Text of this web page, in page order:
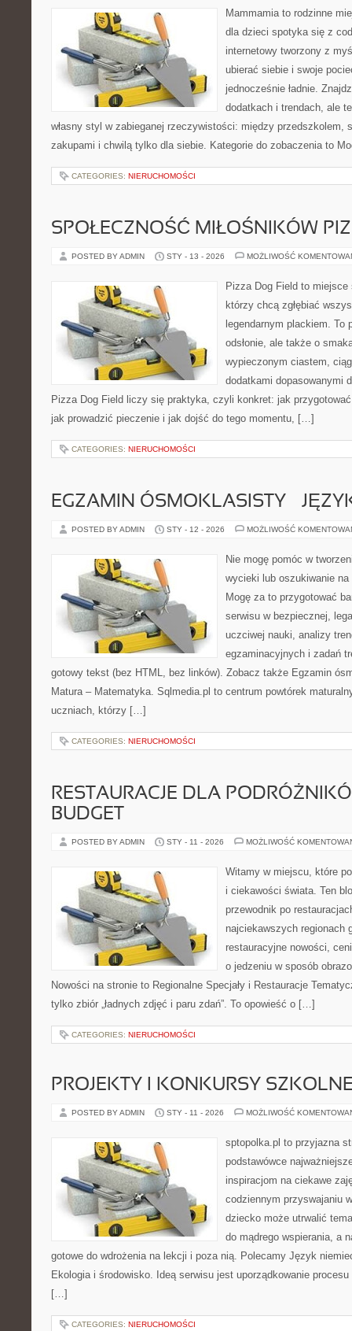
Mammamia to rodzinne
dla dzieci spotyka się z
internetowy tworzony z
ubierać siebie i swoje
jednocześnie ładnie.
dodatkach i trendach, ale
własny styl w zabieganej rzeczywistości: między przedszkolem,
zakupami i chwilą tylko dla siebie. Kategorie do zobaczenia to
CATEGORIES: NIERUCHOMOŚCI
SPOŁECZNOŚĆ MIŁOŚNIKÓW
POSTED BY ADMIN STY - 13 - 2026 MOŻLIWOŚĆ
Pizza Dog Field to
którzy chcą zgłębiać
legendarnym plackiem. To
odsłonie, ale także o
wypieczonym ciastem,
dodatkami dopasowanymi
Pizza Dog Field liczy się praktyka, czyli konkret: jak
jak prowadzić pieczenie i jak dojść do tego momentu, […]
CATEGORIES: NIERUCHOMOŚCI
EGZAMIN ÓSMOKLASISTY –
POSTED BY ADMIN STY - 12 - 2026 MOŻLIWOŚĆ
Nie mogę pomóc w
wycieki lub oszukiwanie
Mogę za to przygotować
serwisu w bezpiecznej,
uczciwej nauki, analizy
egzaminacyjnych i zadań
gotowy tekst (bez HTML, bez linków). Zobacz także Egzamin
Matura – Matematyka. Sqlmedia.pl to centrum powtórek
uczniach, którzy […]
CATEGORIES: NIERUCHOMOŚCI
RESTAURACJE DLA
BUDGET
POSTED BY ADMIN STY - 11 - 2026 MOŻLIWOŚĆ
Witamy w miejscu, które
i ciekawości świata. Ten
przewodnik po
najciekawszych regionach
restauracyjne nowości,
o jedzeniu w sposób
Nowości na stronie to Regionalne Specjały i Restauracje
tylko zbiór „ładnych zdjęć i paru zdań”. To opowieść o […]
CATEGORIES: NIERUCHOMOŚCI
PROJEKTY I KONKURSY
POSTED BY ADMIN STY - 11 - 2026 MOŻLIWOŚĆ
sptopolka.pl to przyjazna
podstawówce
inspiracjom na ciekawe
codziennym przyswajaniu
dziecko może utrwalić
do mądrego wspierania, a
gotowe do wdrożenia na lekcji i poza nią. Polecamy Język
Ekologia i środowisko. Ideą serwisu jest uporządkowanie
[…]
CATEGORIES: NIERUCHOMOŚCI